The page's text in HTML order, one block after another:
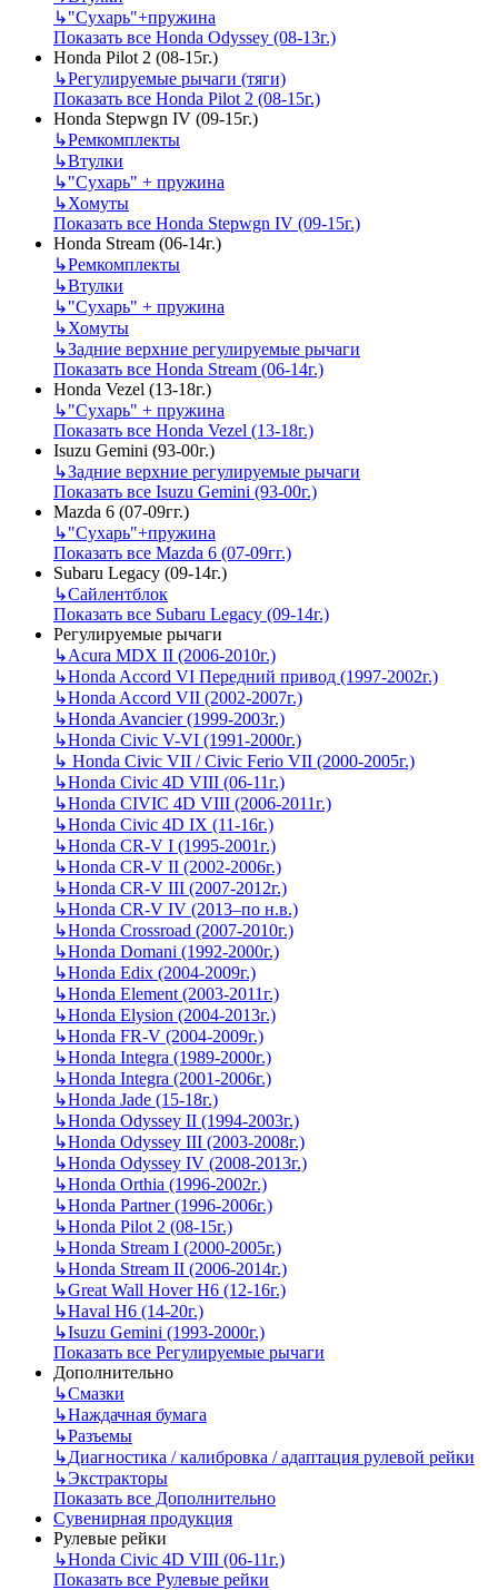
↳"Сухарь"+пружина
Показать все Honda Odyssey (08-13г.)
Honda Pilot 2 (08-15г.)
↳Регулируемые рычаги (тяги)
Показать все Honda Pilot 2 (08-15г.)
Honda Stepwgn IV (09-15г.)
↳Ремкомплекты
↳Втулки
↳"Сухарь" + пружина
↳Хомуты
Показать все Honda Stepwgn IV (09-15г.)
Honda Stream (06-14г.)
↳Ремкомплекты
↳Втулки
↳"Сухарь" + пружина
↳Хомуты
↳Задние верхние регулируемые рычаги
Показать все Honda Stream (06-14г.)
Honda Vezel (13-18г.)
↳"Сухарь" + пружина
Показать все Honda Vezel (13-18г.)
Isuzu Gemini (93-00г.)
↳Задние верхние регулируемые рычаги
Показать все Isuzu Gemini (93-00г.)
Mazda 6 (07-09гг.)
↳"Сухарь"+пружина
Показать все Mazda 6 (07-09гг.)
Subaru Legacy (09-14г.)
↳Сайлентблок
Показать все Subaru Legacy (09-14г.)
Регулируемые рычаги
↳Acura MDX II (2006-2010г.)
↳Honda Accord VI Передний привод (1997-2002г.)
↳Honda Accord VII (2002-2007г.)
↳Honda Avancier (1999-2003г.)
↳Honda Civic V-VI (1991-2000г.)
↳ Honda Civic VII / Civic Ferio VII (2000-2005г.)
↳Honda Civic 4D VIII (06-11г.)
↳Honda CIVIC 4D VIII (2006-2011г.)
↳Honda Civic 4D IX (11-16г.)
↳Honda CR-V I (1995-2001г.)
↳Honda CR-V II (2002-2006г.)
↳Honda CR-V III (2007-2012г.)
↳Honda CR-V IV (2013–по н.в.)
↳Honda Crossroad (2007-2010г.)
↳Honda Domani (1992-2000г.)
↳Honda Edix (2004-2009г.)
↳Honda Element (2003-2011г.)
↳Honda Elysion (2004-2013г.)
↳Honda FR-V (2004-2009г.)
↳Honda Integra (1989-2000г.)
↳Honda Integra (2001-2006г.)
↳Honda Jade (15-18г.)
↳Honda Odyssey II (1994-2003г.)
↳Honda Odyssey III (2003-2008г.)
↳Honda Odyssey IV (2008-2013г.)
↳Honda Orthia (1996-2002г.)
↳Honda Partner (1996-2006г.)
↳Honda Pilot 2 (08-15г.)
↳Honda Stream I (2000-2005г.)
↳Honda Stream II (2006-2014г.)
↳Great Wall Hover H6 (12-16г.)
↳Haval H6 (14-20г.)
↳Isuzu Gemini (1993-2000г.)
Показать все Регулируемые рычаги
Дополнительно
↳Смазки
↳Наждачная бумага
↳Разъемы
↳Диагностика / калибровка / адаптация рулевой рейки
↳Экстракторы
Показать все Дополнительно
Сувенирная продукция
Рулевые рейки
↳Honda Civic 4D VIII (06-11г.)
Показать все Рулевые рейки